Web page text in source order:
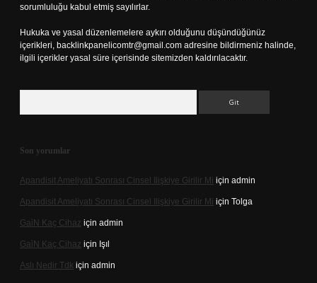
sorumluluğu kabul etmiş sayılırlar.
Hukuka ve yasal düzenlemelere aykırı olduğunu düşündüğünüz
içerikleri, backlinkpanelicomtr@gmail.com adresine bildirmeniz halinde,
ilgili içerikler yasal süre içerisinde sitemizden kaldırılacaktır.
Son yorumlar
Apandisit Ameliyatı Sonrası Cinsel Ilişkiye Girilir Mi için admin
Apandisit Ameliyatı Sonrası Cinsel Ilişkiye Girilir Mi için Tolga
Gai̇N Kaç Cihaz için admin
Gai̇N Kaç Cihaz için Işıl
Aslı Nedir Tdk için admin